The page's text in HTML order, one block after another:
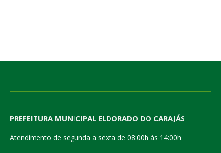
PREFEITURA MUNICIPAL ELDORADO DO CARAJÁS
Atendimento de segunda a sexta de 08:00h às 14:00h